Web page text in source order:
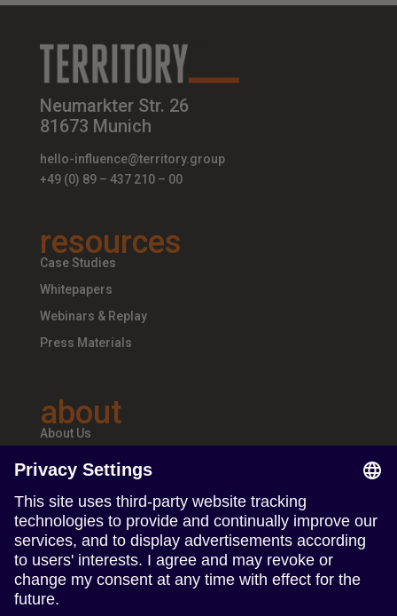
Neumarkter Str. 26
81673 Munich
hello-influence@territory.group
+49 (0) 89 – 437 210 – 00
resources
Case Studies
Whitepapers
Webinars & Replay
Press Materials
about
About Us
Teams & Offices
follow us
Follow us on Linkedin
Follow us on Instagram